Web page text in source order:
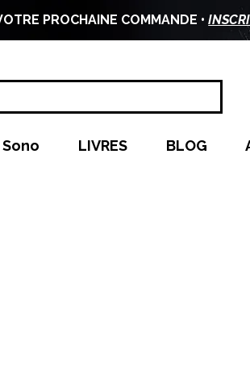
PROCHAINE COMMANDE •
LIVRES BLOG